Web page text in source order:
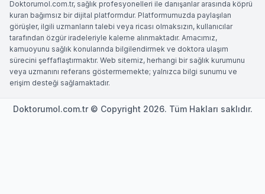
Doktorumol.com.tr, sağlık profesyonelleri ile danışanlar arasında köprü
kuran bağımsız bir dijital platformdur. Platformumuzda paylaşılan
görüşler, ilgili uzmanların talebi veya ricası olmaksızın, kullanıcılar
tarafından özgür iradeleriyle kaleme alınmaktadır. Amacımız,
kamuoyunu sağlık konularında bilgilendirmek ve doktora ulaşım
sürecini şeffaflaştırmaktır. Web sitemiz, herhangi bir sağlık kurumunu
veya uzmanını referans göstermemekte; yalnızca bilgi sunumu ve
erişim desteği sağlamaktadır.
Doktorumol.com.tr © Copyright 2026. Tüm Hakları saklıdır.